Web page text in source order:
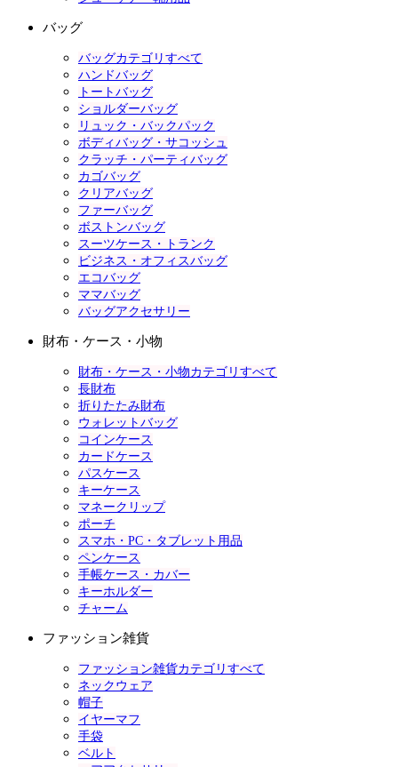
バッグ
バッグカテゴリすべて
ハンドバッグ
トートバッグ
ショルダーバッグ
リュック・バックパック
ボディバッグ・サコッシュ
クラッチ・パーティバッグ
カゴバッグ
クリアバッグ
ファーバッグ
ボストンバッグ
スーツケース・トランク
ビジネス・オフィスバッグ
エコバッグ
ママバッグ
バッグアクセサリー
財布・ケース・小物
財布・ケース・小物カテゴリすべて
長財布
折りたたみ財布
ウォレットバッグ
コインケース
カードケース
パスケース
キーケース
マネークリップ
ポーチ
スマホ・PC・タブレット用品
ペンケース
手帳ケース・カバー
キーホルダー
チャーム
ファッション雑貨
ファッション雑貨カテゴリすべて
ネックウェア
帽子
イヤーマフ
手袋
ベルト